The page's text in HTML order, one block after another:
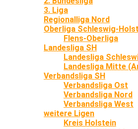
3. Liga
Regionalliga Nord
Oberliga Schleswig-
Flens-Oberliga
Landesliga SH
Landesliga
Landesliga Mitte
Verbandsliga SH
Verbandsliga Ost
Verbandsliga Nord
Verbandsliga West
weitere Ligen
Kreis Holstein